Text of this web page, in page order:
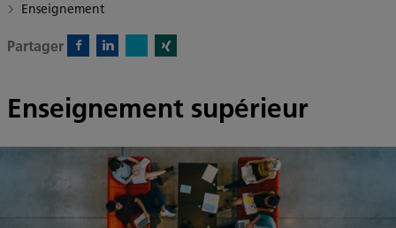
Enseignement
Partager
Enseignement supérieur